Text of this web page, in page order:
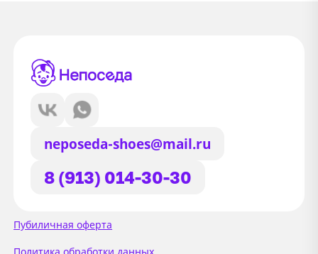
neposeda-shoes@mail.ru
8 (913) 014-30-30
Пубиличная оферта
Сайт использует файлы Cookie
Мы используем файлы cookie и